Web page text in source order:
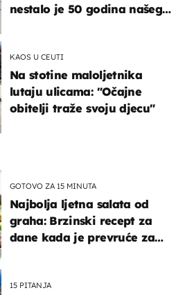
nestalo je 50 godina našeg
KAOS U CEUTI
Na stotine maloljetnika
lutaju ulicama: "Očajne
obitelji traže svoju djecu"
GOTOVO ZA 15 MINUTA
Najbolja ljetna salata od
graha: Brzinski recept za
dane kada je prevruće za
15 PITANJA